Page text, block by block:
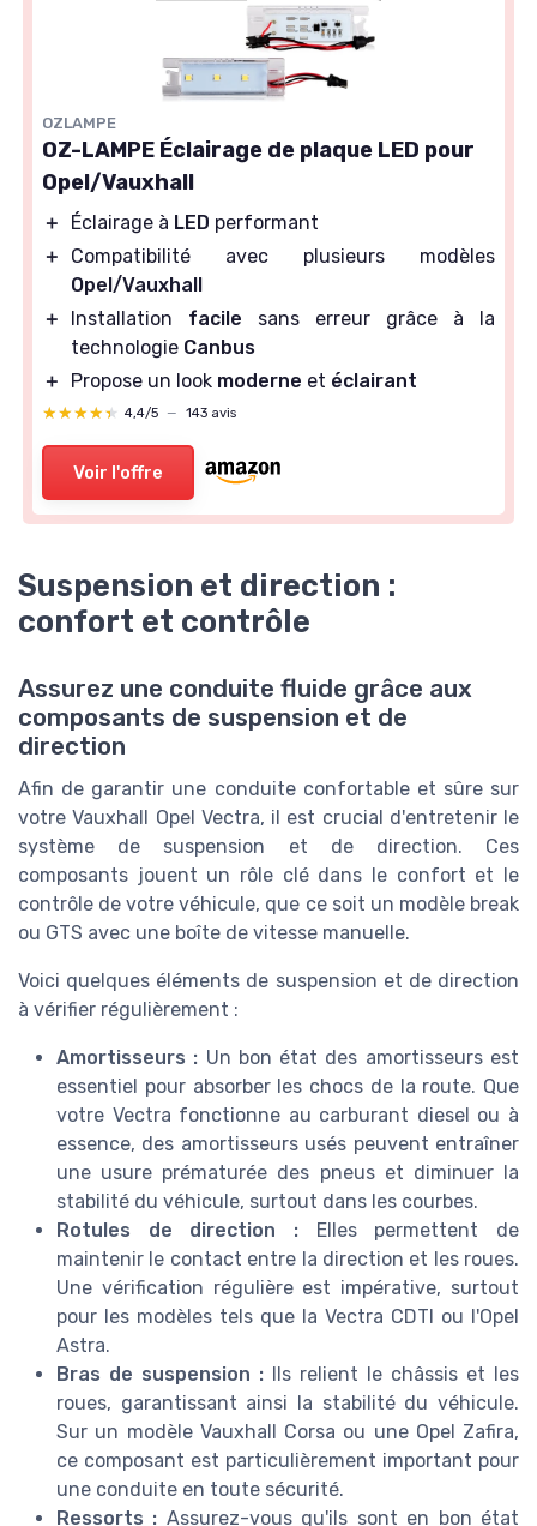
OZLAMPE
OZ-LAMPE Éclairage de plaque LED pour
Opel/Vauxhall
＋ Éclairage à LED performant
＋
Compatibilité avec plusieurs modèles
Opel/Vauxhall
＋
Installation facile sans erreur grâce à la
technologie Canbus
＋
Propose un look moderne et éclairant
★★★★★
★★★★★ 4,4/5 — 143 avis
Voir l'offre
Suspension et direction :
confort et contrôle
Assurez une conduite fluide grâce aux
composants de suspension et de
direction
Afin de garantir une conduite confortable et sûre sur
votre Vauxhall Opel Vectra, il est crucial d'entretenir le
système de suspension et de direction. Ces
composants jouent un rôle clé dans le confort et le
contrôle de votre véhicule, que ce soit un modèle break
ou GTS avec une boîte de vitesse manuelle.
Voici quelques éléments de suspension et de direction
à vérifier régulièrement :
Amortisseurs : Un bon état des amortisseurs est
essentiel pour absorber les chocs de la route. Que
votre Vectra fonctionne au carburant diesel ou à
essence, des amortisseurs usés peuvent entraîner
une usure prématurée des pneus et diminuer la
stabilité du véhicule, surtout dans les courbes.
Rotules de direction : Elles permettent de
maintenir le contact entre la direction et les roues.
Une vérification régulière est impérative, surtout
pour les modèles tels que la Vectra CDTI ou l'Opel
Astra.
Bras de suspension : Ils relient le châssis et les
roues, garantissant ainsi la stabilité du véhicule.
Sur un modèle Vauxhall Corsa ou une Opel Zafira,
ce composant est particulièrement important pour
une conduite en toute sécurité.
Ressorts : Assurez-vous qu'ils sont en bon état